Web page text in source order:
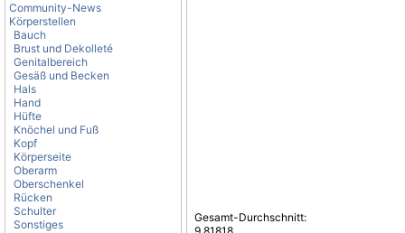
Community-News
Körperstellen
Bauch
Brust und Dekolleté
Genitalbereich
Gesäß und Becken
Hals
Hand
Hüfte
Knöchel und Fuß
Kopf
Körperseite
Oberarm
Oberschenkel
Rücken
Schulter
Sonstiges
Gesamt-Durchschnitt: